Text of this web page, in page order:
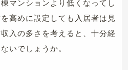
マンションより低くなってし
高めに設定しても入居者は見
入の多さを考えると、十分経
いでしょうか。